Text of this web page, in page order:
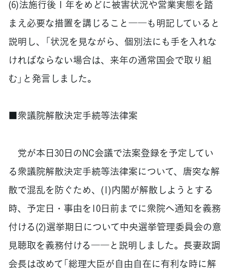
(6)法施行後１年をめどに被害状況や営業実態を踏
まえ必要な措置を講じること――も明記していると
説明し、「状況を見ながら、個別法にも手を入れな
ければならない場合は、来年の通常国会で取り組
む」と発言しました。
■衆議院解散決定手続等法律案
党が本日30日のNC会議で法案登録を予定してい
る衆議院解散決定手続等法律案について、唐突な解
散で混乱を防ぐため、(1)内閣が解散しようとする
時、予定日・事由を10日前までに衆院へ通知を義務
付ける(2)選挙期日について中央選挙管理委員会の意
見聴取を義務付ける――と説明しました。長妻政調
会長は改めて「総理大臣が自由自在に有利な時に解